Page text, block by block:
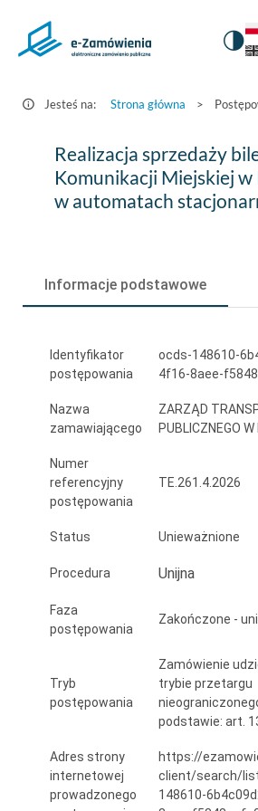
Postępowania
Zamówienia.gov.pl
Jesteś na: Strona główna >
Realizacja
sprzedaży
biletów
w
automatach
stacjonarnych
Realizacja sprzedaży
Komunikacji Miejskiej
w automatach
Informacje podstawowe
Identyfikator
postępowania
ocds-148610-
4f16-8aee-
Nazwa
zamawiającego
ZARZĄD
PUBLICZNEGO W
Numer
referencyjny
postępowania
TE.261.4.2026
Status Unieważnione
Procedura Unijna
Faza
postępowania
Zakończone -
Tryb
postępowania
Zamówienie
trybie przetargu
podstawie: art.
Adres strony
internetowej
prowadzonego
https://
client/search/
148610-